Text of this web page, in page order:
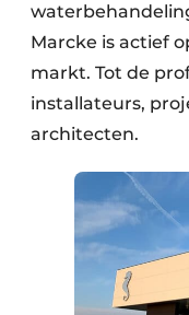
Marcke is actief
markt. Tot de
installateurs,
architecten.